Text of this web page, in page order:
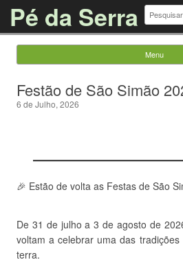
Pé da Serra por:
Menu
Festão de São Simão
6 de Julho, 2026
🎉 Estão de volta as Festas de São
De 31 de julho a 3 de agosto de
voltam a celebrar uma das
terra.